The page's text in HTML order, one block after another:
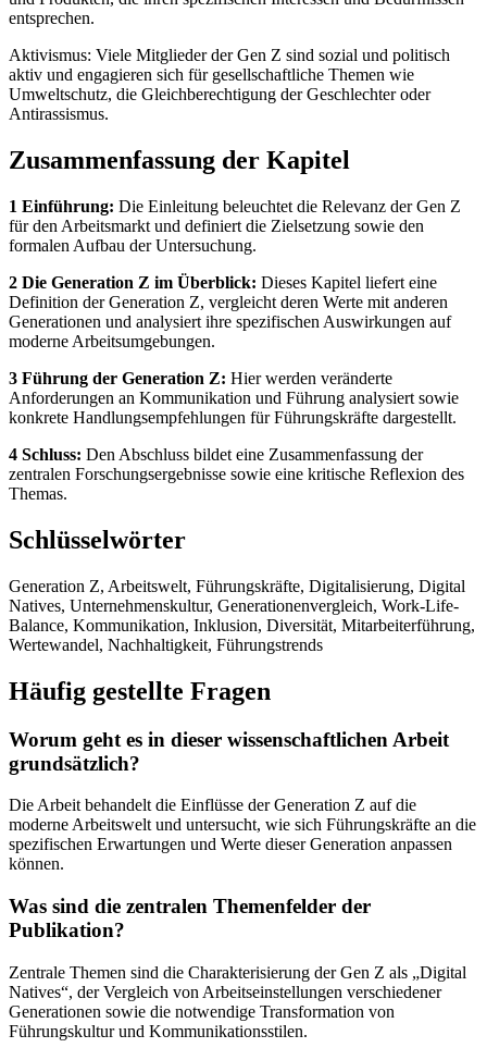
entsprechen.
Aktivismus: Viele Mitglieder der Gen Z sind sozial und politisch
aktiv und engagieren sich für gesellschaftliche Themen wie
Umweltschutz, die Gleichberechtigung der Geschlechter oder
Antirassismus.
Zusammenfassung der Kapitel
1 Einführung: Die Einleitung beleuchtet die Relevanz der Gen Z
für den Arbeitsmarkt und definiert die Zielsetzung sowie den
formalen Aufbau der Untersuchung.
2 Die Generation Z im Überblick: Dieses Kapitel liefert eine
Definition der Generation Z, vergleicht deren Werte mit anderen
Generationen und analysiert ihre spezifischen Auswirkungen auf
moderne Arbeitsumgebungen.
3 Führung der Generation Z: Hier werden veränderte
Anforderungen an Kommunikation und Führung analysiert sowie
konkrete Handlungsempfehlungen für Führungskräfte dargestellt.
4 Schluss: Den Abschluss bildet eine Zusammenfassung der
zentralen Forschungsergebnisse sowie eine kritische Reflexion des
Themas.
Schlüsselwörter
Generation Z, Arbeitswelt, Führungskräfte, Digitalisierung, Digital
Natives, Unternehmenskultur, Generationenvergleich, Work-Life-
Balance, Kommunikation, Inklusion, Diversität, Mitarbeiterführung,
Wertewandel, Nachhaltigkeit, Führungstrends
Häufig gestellte Fragen
Worum geht es in dieser wissenschaftlichen Arbeit
grundsätzlich?
Die Arbeit behandelt die Einflüsse der Generation Z auf die
moderne Arbeitswelt und untersucht, wie sich Führungskräfte an die
spezifischen Erwartungen und Werte dieser Generation anpassen
können.
Was sind die zentralen Themenfelder der
Publikation?
Zentrale Themen sind die Charakterisierung der Gen Z als „Digital
Natives“, der Vergleich von Arbeitseinstellungen verschiedener
Generationen sowie die notwendige Transformation von
Führungskultur und Kommunikationsstilen.